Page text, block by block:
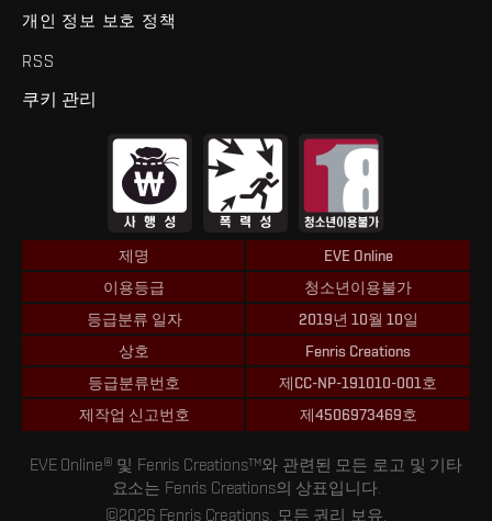
개인 정보 보호 정책
RSS
쿠키 관리
제명
EVE Online
이용등급
청소년이용불가
등급분류 일자
2019년 10월 10일
상호
Fenris Creations
등급분류번호
제CC-NP-191010-001호
제작업 신고번호
제4506973469호
EVE Online® 및 Fenris Creations™와 관련된 모든 로고 및 기타
요소는 Fenris Creations의 상표입니다.
©2026 Fenris Creations. 모든 권리 보유.